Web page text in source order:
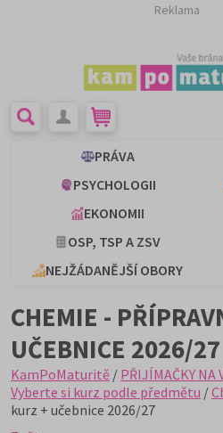
Reklama
PRÁVA
PSYCHOLOGII
EKONOMII
OSP, TSP A ZSV
NEJŽÁDANĚJŠÍ OBORY
CHEMIE -
UČEBNICE 2026/27
KamPoMaturitě / PŘIJÍMAČKY NA
Vyberte si kurz podle předmětu /
kurz + učebnice 2026/27